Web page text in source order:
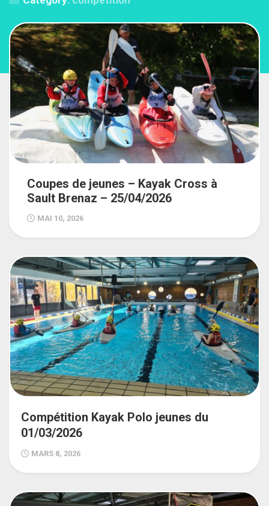
Coupes de jeunes – Kayak Cross à
Sault Brenaz – 25/04/2026
MAI 10, 2026
Compétition Kayak Polo jeunes du
01/03/2026
MARS 8, 2026